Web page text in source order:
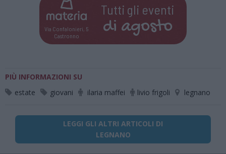
Via Confalonieri, 5
Castronno
Tutti gli eventi
di agosto
PIÙ INFORMAZIONI SU
estate
giovani ilaria maffei livio frigoli legnano
LEGGI GLI ALTRI ARTICOLI DI
LEGNANO